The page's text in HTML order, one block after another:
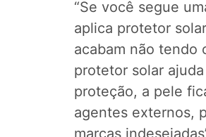
“Se você segue
aplica protetor
acabam não tendo
protetor solar
proteção, a pele
agentes externos,
marcas